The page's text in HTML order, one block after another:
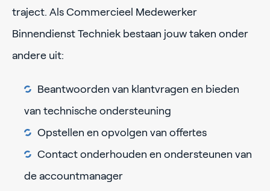
traject. Als Commercieel Medewerker
Binnendienst Techniek bestaan jouw taken onder
andere uit:
Beantwoorden van klantvragen en bieden
van technische ondersteuning
Opstellen en opvolgen van offertes
Contact onderhouden en ondersteunen van
de accountmanager